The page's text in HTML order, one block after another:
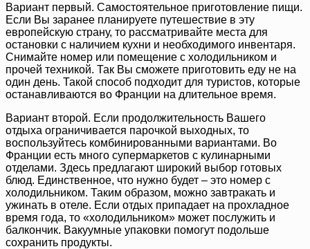
Вариант первый. Самостоятельное приготовление пищи.
Если Вы заранее планируете путешествие в эту
европейскую страну, то рассматривайте места для
остановки с наличием кухни и необходимого инвентаря.
Снимайте номер или помещение с холодильником и
прочей техникой. Так Вы сможете приготовить еду не на
один день. Такой способ подходит для туристов, которые
останавливаются во Франции на длительное время.
Вариант второй. Если продолжительность Вашего
отдыха ограничивается парочкой выходных, то
воспользуйтесь комбинированными вариантами. Во
Франции есть много супермаркетов с кулинарными
отделами. Здесь предлагают широкий выбор готовых
блюд. Единственное, что нужно будет – это номер с
холодильником. Таким образом, можно завтракать и
ужинать в отеле. Если отдых припадает на прохладное
время года, то «холодильником» может послужить и
балкончик. Вакуумные упаковки помогут подольше
сохранить продукты.